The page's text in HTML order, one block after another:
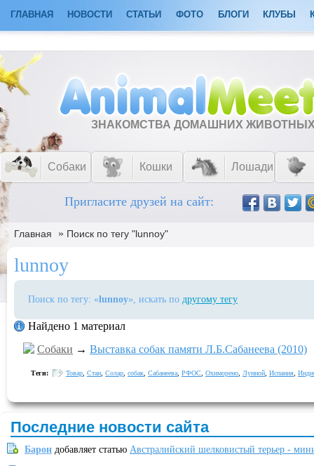
ГЛАВНАЯ НОВОСТИ СТАТЬИ ФОТО БЛОГИ КЛУБЫ
ЗНАКОМСТВА ДОМАШНИХ
Собаки Кошки Лошади
Пригласите друзей на сайт:
Главная » Поиск по тегу "lunnoy"
lunnoy
Поиск по тегу: «lunnoy», искать по другому тегу
Найдено 1 материал
Собаки → Выставка собак памяти Л.Б.Сабанеева (2010)
Теги: Товар Стаи Солар собак Сабанеева РФОС Охиморено Лунной Испания
Последние новости сайта
Барон добавляет статью Австралийский шелковистый терьер -